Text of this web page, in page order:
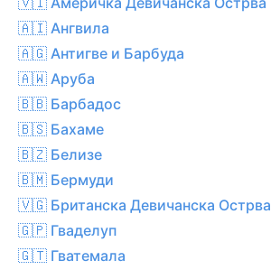
🇦🇮 Ангвила
🇦🇬 Антигве и Барбуда
🇦🇼 Аруба
🇧🇧 Барбадос
🇧🇸 Бахаме
🇧🇿 Белизе
🇧🇲 Бермуди
🇻🇬 Британска Девичанска Острва
🇬🇵 Гваделуп
🇬🇹 Гватемала